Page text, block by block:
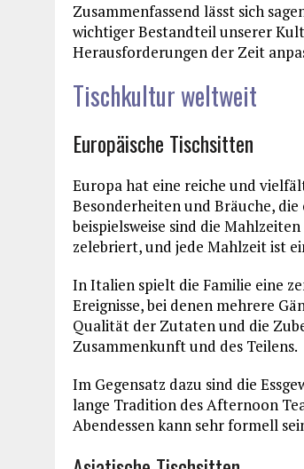
Zusammenfassend lässt sich
wichtiger Bestandteil unserer
Herausforderungen der Zeit
Tischkultur weltweit
Europäische Tischsitten
Europa hat eine reiche und
Besonderheiten und Bräuche,
beispielsweise sind die
zelebriert, und jede Mahlzeit ist
In Italien spielt die Familie eine
Ereignisse, bei denen mehrere
Qualität der Zutaten und die
Zusammenkunft und des Teilens.
Im Gegensatz dazu sind die
lange Tradition des Afternoon
Abendessen kann sehr formell